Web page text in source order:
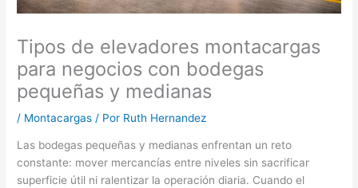
Tipos de elevadores montacargas
para negocios con bodegas
pequeñas y medianas
/ Montacargas / Por Ruth Hernandez
Las bodegas pequeñas y medianas enfrentan un reto
constante: mover mercancías entre niveles sin sacrificar
superficie útil ni ralentizar la operación diaria. Cuando el